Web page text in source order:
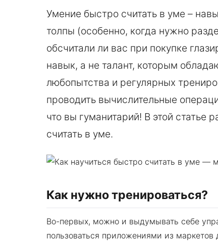
Умение быстро считать в уме –
толпы (особенно, когда нужно
обсчитали ли вас при покупке
навык, а не талант, которым
любопытства и регулярных
проводить вычислительные
что вы гуманитарий! В этой статье
считать в уме.
Как нужно тренироваться?
Во-первых, можно и выдумывать себе
пользоваться приложениями из